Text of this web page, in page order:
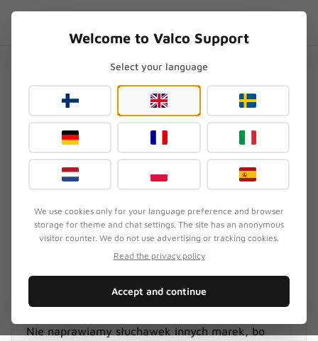
Czy Valco naprawia
słuchawki innych marek?
Zaktualizowano
·
Zweryfikowane przez zespół wsparcia Valco
OBJAW
Klient chce oddać słuchawki innej marki do
serwisu Valco.
Nie naprawiamy słuchawek innych marek, bo
Welcome to Valco Support
Select your language
We use cookies only for your language preference and browser
storage for theme and chat settings. The site has an anonymous
visitor counter. We do not use advertising or tracking cookies.
Read the privacy policy
Accept and continue